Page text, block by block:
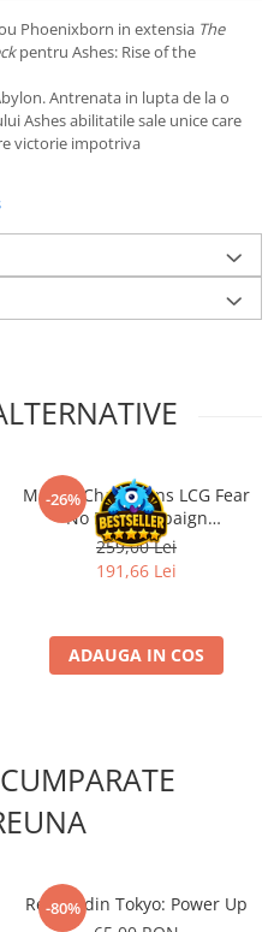
Phoenixborn in extensia The
pentru Ashes: Rise of the
Antrenata in lupta de la o
Ashes abilitatile sale unice care
victorie impotriva
-26%
Marvel Champions LCG Fear
No Evil Campaign
Expansion (EN)
259,00 Lei
191,66 Lei
ADAUGA IN COS
-80%
Regele din Tokyo: Power Up